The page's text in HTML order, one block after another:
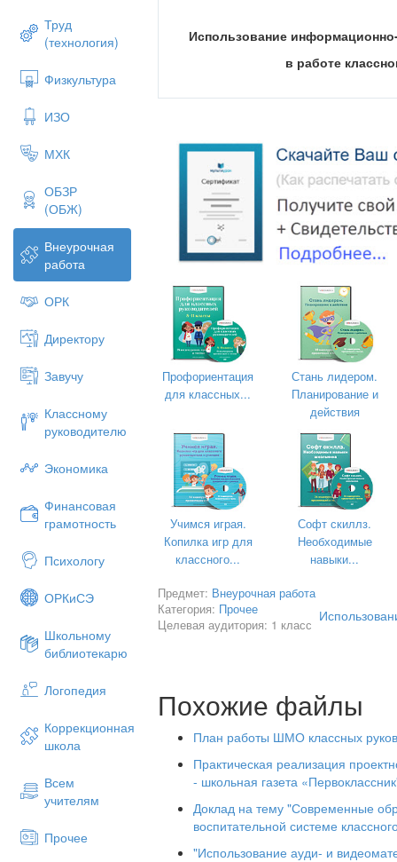
Труд
(технология)
Физкультура
ИЗО
МХК
ОБЗР
(ОБЖ)
Внеурочная
работа
ОРК
Директору
Завучу
Классному
руководителю
Экономика
Финансовая
грамотность
Психологу
ОРКиСЭ
Школьному
библиотекарю
Логопедия
Коррекционная
школа
Всем
учителям
Прочее
Использование
в работе
учитель начальных классов
активно вторгается в жизнь
больше в разные сферы
статистическую, банковскую,
и другие.
Приоритетной целью
Профориентация
для классных...
Стань лидером.
Планирование и
действия
Учимся играя.
Копилка игр для
классного...
Софт скиллз.
Необходимые
навыки...
Предмет: Внеурочная работа
Категория: Прочее
Целевая аудитория: 1 класс
Похожие файлы
План работы ШМО классных
Практическая реализация
- школьная газета
Доклад на тему "Современные
воспитательной системе
"Использование ауди- и